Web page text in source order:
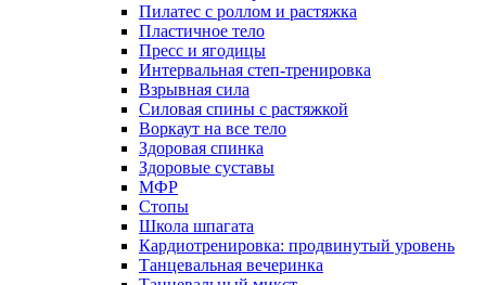
Пилатес с роллом и растяжка
Пластичное тело
Пресс и ягодицы
Интервальная степ-тренировка
Взрывная сила
Силовая спины с растяжкой
Воркаут на все тело
Здоровая спинка
Здоровые суставы
МФР
Стопы
Школа шпагата
Кардиотренировка: продвинутый уровень
Танцевальная вечеринка